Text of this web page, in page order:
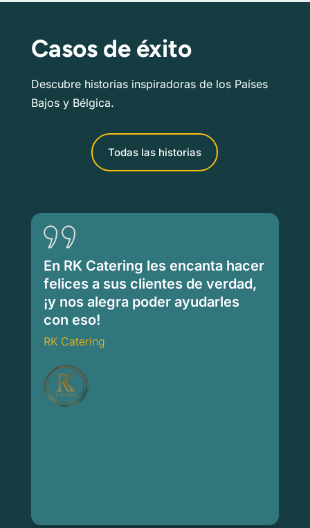
Casos de éxito
Descubre historias inspiradoras de los Países
Bajos y Bélgica.
Todas las historias
En RK Catering les encanta hacer
felices a sus clientes de verdad,
¡y nos alegra poder ayudarles
con eso!
RK Catering
RK Catering